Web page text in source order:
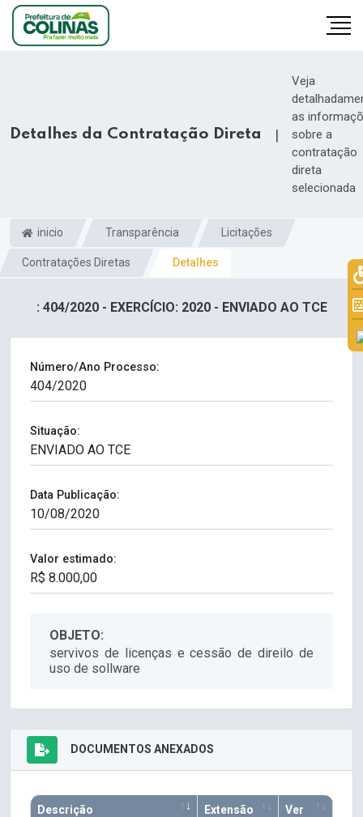
Detalhes da Contratação Direta |
Veja
as
sobre a
contratação
direta
selecionada
inicio Transparência Licitações
Contratações Diretas Detalhes
: 404/2020 - EXERCÍCIO: 2020 - ENVIADO AO TCE
Número/Ano Processo:
Situação:
Data Publicação:
Valor estimado:
OBJETO:
servivos de licenças e cessão de direilo de
uso de sollware
DOCUMENTOS ANEXADOS
Descrição Extensão Ver